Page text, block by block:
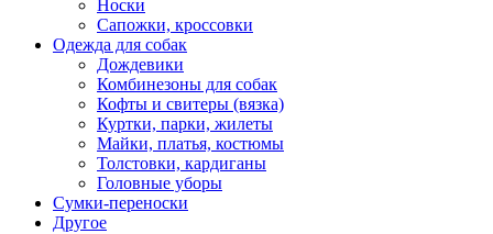
Носки
Сапожки, кроссовки
Одежда для собак
Дождевики
Комбинезоны для собак
Кофты и свитеры (вязка)
Куртки, парки, жилеты
Майки, платья, костюмы
Толстовки, кардиганы
Головные уборы
Сумки-переноски
Другое